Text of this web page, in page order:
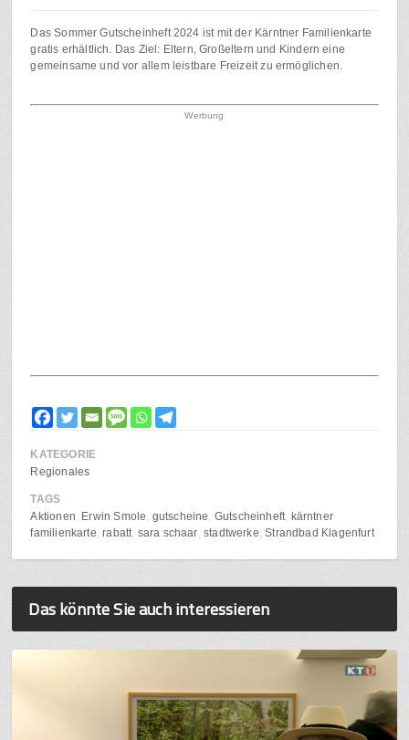
Das Sommer Gutscheinheft 2024 ist mit der Kärntner Familienkarte
gratis erhältlich. Das Ziel: Eltern, Großeltern und Kindern eine
gemeinsame und vor allem leistbare Freizeit zu ermöglichen.
Werbung
KATEGORIE
Regionales
TAGS
Aktionen
Erwin Smole gutscheine Gutscheinheft
kärntner
familienkarte rabatt sara schaar stadtwerke Strandbad Klagenfurt
Das könnte Sie auch interessieren